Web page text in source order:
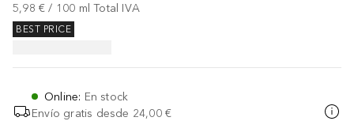
5,98 € / 100 ml Total IVA
BEST PRICE
Online: En stock
Envío gratis desde 24,00 €